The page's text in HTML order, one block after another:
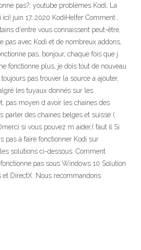
pas?, youtube problèmes Kodi, La
juin 17, 2020 KodiHelfer Comment ,
d'entre vous connaissent peut-être,
pas avec Kodi et de nombreux addons,
pas. bonjour, chaque fois que j
fonctionne plus, je dois tout de nouveau
pas trouver la source a ajouter,
les tuyaux donnés sur les
pas moyen d avoir les chaines des
parler des chaines belges et suisse (
si vous pouvez m aider,( faut il Si
pas à faire fonctionner Kodi sur
solutions ci-dessous. Comment
pas sous Windows 10 Solution
et DirectX. Nous recommandons